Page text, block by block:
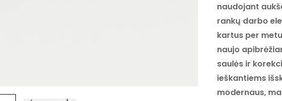
naudojant
rankų darbo
kartus per
naujo
saulės ir
ieškantiems
modernaus,